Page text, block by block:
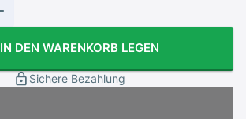
IN DEN WARENKORB LEGEN
Sichere Bezahlung